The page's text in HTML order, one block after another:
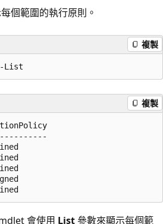
個範圍的執行原則。
複製
複製
會使用 List參數來顯示每個範